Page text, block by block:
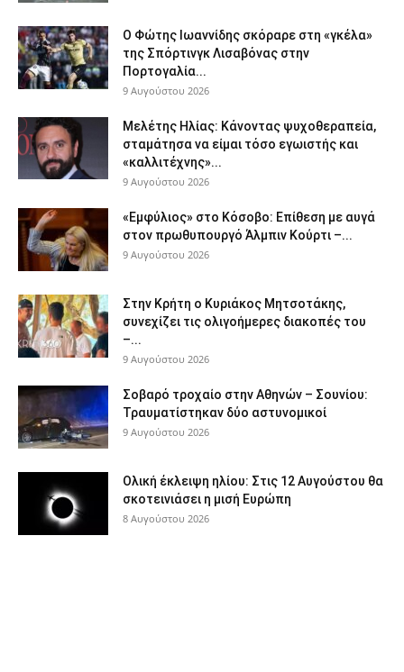
Ο Φώτης Ιωαννίδης σκόραρε στη «γκέλα»
της Σπόρτινγκ Λισαβόνας στην
Πορτογαλία...
9 Αυγούστου 2026
Μελέτης Ηλίας: Κάνοντας ψυχοθεραπεία,
σταμάτησα να είμαι τόσο εγωιστής και
«καλλιτέχνης»...
9 Αυγούστου 2026
«Εμφύλιος» στο Κόσοβο: Επίθεση με αυγά
στον πρωθυπουργό Άλμπιν Κούρτι –...
9 Αυγούστου 2026
Στην Κρήτη ο Κυριάκος Μητσοτάκης,
συνεχίζει τις ολιγοήμερες διακοπές του
–...
9 Αυγούστου 2026
Σοβαρό τροχαίο στην Αθηνών – Σουνίου:
Τραυματίστηκαν δύο αστυνομικοί
9 Αυγούστου 2026
Ολική έκλειψη ηλίου: Στις 12 Αυγούστου θα
σκοτεινιάσει η μισή Ευρώπη
8 Αυγούστου 2026